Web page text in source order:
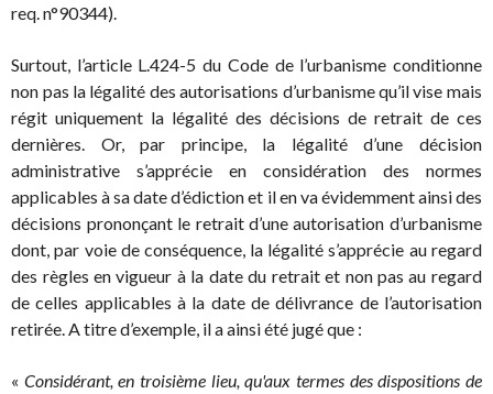
req. n°90344).
Surtout, l’article L.424-5 du Code de l’urbanisme conditionne
non pas la légalité des autorisations d’urbanisme qu’il vise mais
régit uniquement la légalité des décisions de retrait de ces
dernières. Or, par principe, la légalité d’une décision
administrative s’apprécie en considération des normes
applicables à sa date d’édiction et il en va évidemment ainsi des
décisions prononçant le retrait d’une autorisation d’urbanisme
dont, par voie de conséquence, la légalité s’apprécie au regard
des règles en vigueur à la date du retrait et non pas au regard
de celles applicables à la date de délivrance de l’autorisation
retirée. A titre d’exemple, il a ainsi été jugé que :
« Considérant, en troisième lieu, qu'aux termes des dispositions de